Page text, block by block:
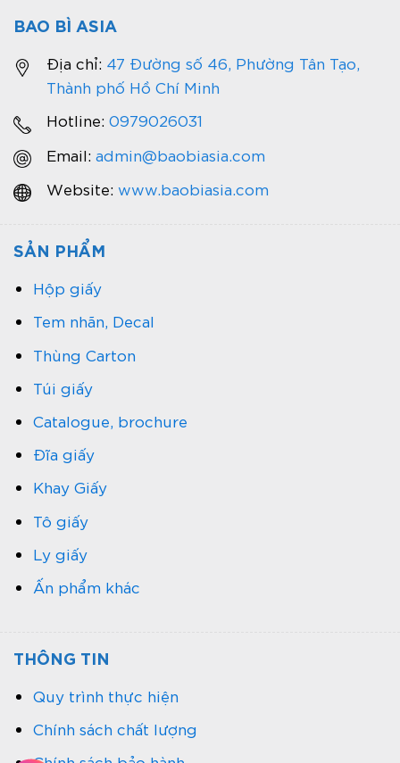
BAO BÌ ASIA
Địa chỉ: 47 Đường số 46, Phường Tân Tạo,
Thành phố Hồ Chí Minh
Hotline: 0979026031
Email: admin@baobiasia.com
Website: www.baobiasia.com
SẢN PHẨM
Hộp giấy
Tem nhãn, Decal
Thùng Carton
Túi giấy
Catalogue, brochure
Đĩa giấy
Khay Giấy
Tô giấy
Ly giấy
Ấn phẩm khác
THÔNG TIN
Quy trình thực hiện
Chính sách chất lượng